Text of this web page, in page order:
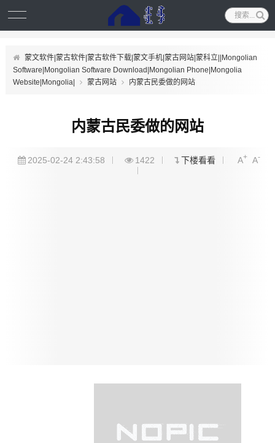
蒙文软件|蒙古软件|蒙古软件下载|蒙文手机|蒙古网站|蒙科立||Mongolian
Software|Mongolian Software Download|Mongolian Phone|Mongolia
Website|Mongolia|
蒙古网站 内蒙古民委做的网站
内蒙古民委做的网站
2025-02-24 2:43:58 1422 下楼看看 A+ A-